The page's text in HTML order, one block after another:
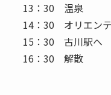
13：30 温泉
14：30 オリエン
15：30 古川駅へ
16：30 解散